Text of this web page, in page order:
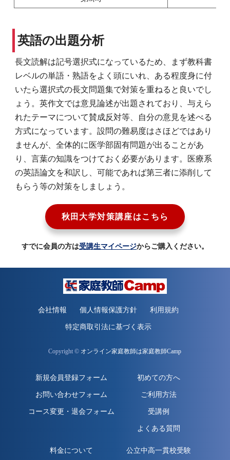
英語の出題分析
長文読解は記号選択式になっているため、まず教科書
レベルの単語・熟語をよく頭にいれ、ある程度身に付
いたら選択式の長文問題集で対策を重ねると良いでし
ょう。英作文では意見論述が出題されており、与えら
れたテーマについて賛成反対等、自分の意見を述べる
方式になっています。設問の難易度はさほどではあり
ませんが、全体的に医学部固有問題が出ることがあ
り、言葉の知識をつけておく必要があります。医療系
の英語論文を和訳し、可能であれば第三者に添削して
もらう等の対策をしましょう。
秋田大学対策講座はこちら
すでに会員の方は受講生マイページからご購入ください。
会社情報 個人情報保護方針 利用規約
特定商取引法に基づく表示
Copyright © オンライン家庭教師は家庭教師Camp
新規会員登録フォーム
お問い合わせフォーム
コース変更・退会フォーム
初めての方へ
ご利用方法
受講例
よくある質問
料金について 公立中高一貫校受験